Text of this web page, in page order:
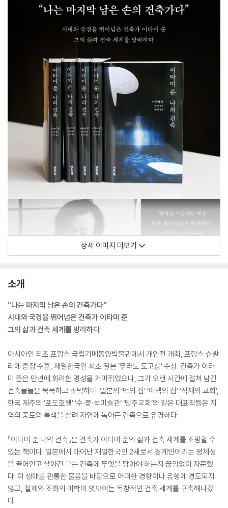
상세 이미지 더보기
소개
“나는 마지막 남은 손의 건축가다”
시대와 국경을 뛰어넘은 건축가 이타미 준
그의 삶과 건축 세계를 망라하다
아시아인 최초 프랑스 국립기메동양박물관에서 개인전 개최, 프랑스 슈발
리에 훈장 수훈, 재일한국인 최초 일본 ‘무라노 도고상’ 수상. 건축가 이타
미 준은 만년에 화려한 명성을 거머쥐었으나, 그가 오랜 시간에 걸쳐 남긴
건축물들은 묵묵하고 소박하다. 일본의 ‘먹의 집’ ‘여백의 집’ ‘석채의 교회’,
한국 제주의 ‘포도호텔’ ‘수·풍·석미술관’ ‘방주교회’와 같은 대표작들은 지
역의 풍토와 특색을 살려 자연에 녹아든 건축으로 유명하다.
『이타미 준 나의 건축』은 건축가 이타미 준의 삶과 건축 세계를 조망할 수
있는 책이다. 일본에서 태어난 재일한국인 2세로서 경계인이라는 정체성
을 끌어안고 살아간 그는 건축에 무엇을 담아야 하는지 끊임없이 자문했
다. 이 생애를 관통한 물음을 바탕으로 어떠한 경향이나 유행에 경도되지
않고, 절제와 조화의 미학이 엿보이는 독창적인 건축 세계를 구축해나갔
다.